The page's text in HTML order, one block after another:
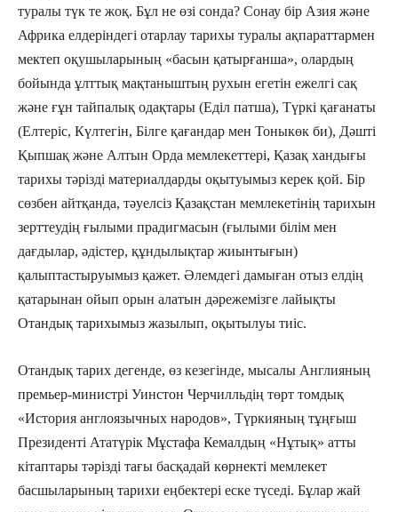
туралы түк те жоқ. Бұл не өзі сонда? Сонау бір Азия және
Африка елдеріндегі отарлау тарихы туралы ақпараттармен
мектеп оқушыларының «басын қатырғанша», олардың
бойында ұлттық мақтаныштың рухын егетін ежелгі сақ
және ғұн тайпалық одақтары (Еділ патша), Түркі қағанаты
(Елтеріс, Күлтегін, Білге қағандар мен Тоныкөк би), Дәшті
Қыпшақ және Алтын Орда мемлекеттері, Қазақ хандығы
тарихы тәрізді материалдарды оқытуымыз керек қой. Бір
сөзбен айтқанда, тәуелсіз Қазақстан мемлекетінің тарихын
зерттеудің ғылыми прадигмасын (ғылыми білім мен
дағдылар, әдістер, құндылықтар жиынтығын)
қалыптастыруымыз қажет. Әлемдегі дамыған отыз елдің
қатарынан ойып орын алатын дәрежемізге лайықты
Отандық тарихымыз жазылып, оқытылуы тиіс.
Отандық тарих дегенде, өз кезегінде, мысалы Англияның
премьер-министрі Уинстон Черчилльдің төрт томдық
«История англоязычных народов», Түркияның тұңғыш
Президенті Ататүрік Мұстафа Кемалдың «Нұтық» атты
кітаптары тәрізді тағы басқадай көрнекті мемлекет
басшыларының тарихи еңбектері еске түседі. Бұлар жай